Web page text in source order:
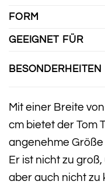
FORM
GEEIGNET FÜR
BESONDERHEITEN
Mit einer Breite
cm bietet der Tom
angenehme
Er ist nicht zu
aber auch nicht zu